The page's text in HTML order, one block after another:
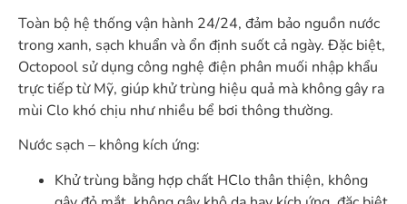
Toàn bộ hệ thống vận hành 24/24, đảm bảo nguồn nước
trong xanh, sạch khuẩn và ổn định suốt cả ngày. Đặc biệt,
Octopool sử dụng công nghệ điện phân muối nhập khẩu
trực tiếp từ Mỹ, giúp khử trùng hiệu quả mà không gây ra
mùi Clo khó chịu như nhiều bể bơi thông thường.
Nước sạch – không kích ứng:
Khử trùng bằng hợp chất HClo thân thiện, không